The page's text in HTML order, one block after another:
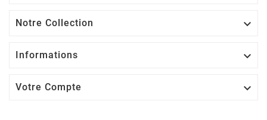
Notre Collection 
Informations 
Votre Compte 